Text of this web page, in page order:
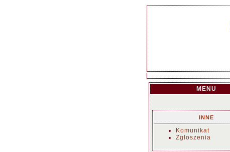
MENU
INNE
Komunikat
Zgłoszenia